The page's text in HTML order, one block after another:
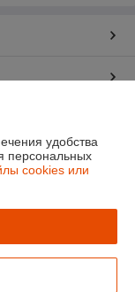
удобства
персональных
cookies или